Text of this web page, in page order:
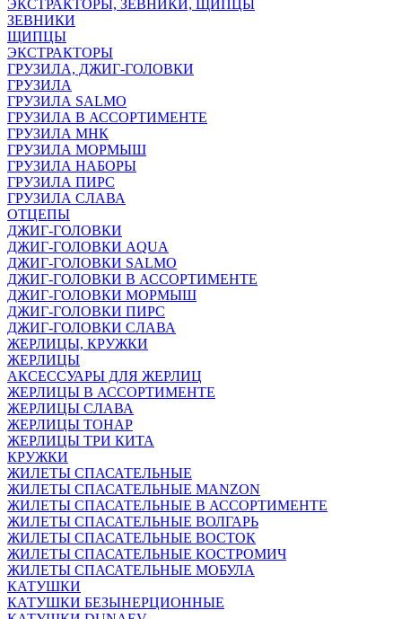
ЭКСТРАКТОРЫ, ЗЕВНИКИ, ЩИПЦЫ
ЗЕВНИКИ
ЩИПЦЫ
ЭКСТРАКТОРЫ
ГРУЗИЛА, ДЖИГ-ГОЛОВКИ
ГРУЗИЛА
ГРУЗИЛА SALMO
ГРУЗИЛА В АССОРТИМЕНТЕ
ГРУЗИЛА МНК
ГРУЗИЛА МОРМЫШ
ГРУЗИЛА НАБОРЫ
ГРУЗИЛА ПИРС
ГРУЗИЛА СЛАВА
ОТЦЕПЫ
ДЖИГ-ГОЛОВКИ
ДЖИГ-ГОЛОВКИ AQUA
ДЖИГ-ГОЛОВКИ SALMO
ДЖИГ-ГОЛОВКИ В АССОРТИМЕНТЕ
ДЖИГ-ГОЛОВКИ МОРМЫШ
ДЖИГ-ГОЛОВКИ ПИРС
ДЖИГ-ГОЛОВКИ СЛАВА
ЖЕРЛИЦЫ, КРУЖКИ
ЖЕРЛИЦЫ
АКСЕССУАРЫ ДЛЯ ЖЕРЛИЦ
ЖЕРЛИЦЫ В АССОРТИМЕНТЕ
ЖЕРЛИЦЫ СЛАВА
ЖЕРЛИЦЫ ТОНАР
ЖЕРЛИЦЫ ТРИ КИТА
КРУЖКИ
ЖИЛЕТЫ СПАСАТЕЛЬНЫЕ
ЖИЛЕТЫ СПАСАТЕЛЬНЫЕ MANZON
ЖИЛЕТЫ СПАСАТЕЛЬНЫЕ В АССОРТИМЕНТЕ
ЖИЛЕТЫ СПАСАТЕЛЬНЫЕ ВОЛГАРЬ
ЖИЛЕТЫ СПАСАТЕЛЬНЫЕ ВОСТОК
ЖИЛЕТЫ СПАСАТЕЛЬНЫЕ КОСТРОМИЧ
ЖИЛЕТЫ СПАСАТЕЛЬНЫЕ МОБУЛА
КАТУШКИ
КАТУШКИ БЕЗЫНЕРЦИОННЫЕ